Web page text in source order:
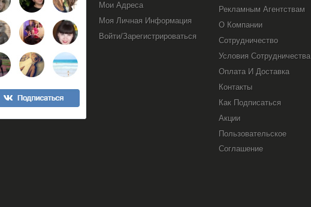
Мои Адреса
Моя Личная Информация
Войти/Зарегистрироваться
Рекламным Агентствам
О Компании
Сотрудничество
Условия Сотрудничества
Оплата И Доставка
Контакты
Как Подписаться
Акции
Пользовательское
Соглашение